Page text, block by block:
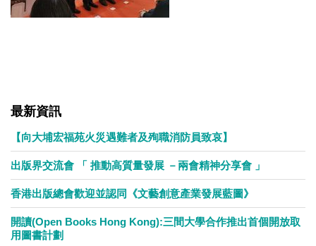
最新資訊
【向大埔宏福苑火災遇難者及殉職消防員致哀】
出版界交流會 「 推動高質量發展 －兩會精神分享會 」
香港出版總會歡迎並認同《文藝創意產業發展藍圖》
開讀(Open Books Hong Kong):三間大學合作推出首個開放取
用圖書計劃